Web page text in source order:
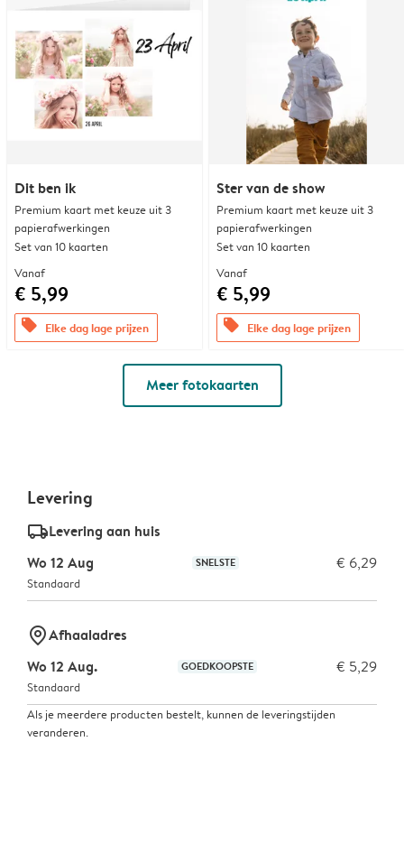
Dit ben ik
Premium kaart met keuze uit 3
papierafwerkingen
Set van 10 kaarten
Vanaf
€ 5,99
offers Elke dag lage prijzen
Ster van de show
Premium kaart met keuze uit 3
papierafwerkingen
Set van 10 kaarten
Vanaf
€ 5,99
offers Elke dag lage prijzen
Meer fotokaarten
Levering
delivery_standard_v2Levering aan huis
Wo 12 Aug
SNELSTE € 6,29
Standaard
marker-pinAfhaaladres
Wo 12 Aug.
GOEDKOOPSTE € 5,29
Standaard
Als je meerdere producten bestelt, kunnen de leveringstijden
veranderen.